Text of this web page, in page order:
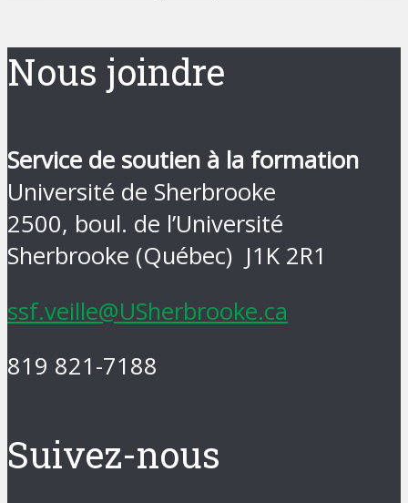
Nous joindre
Service de soutien à la formation
Université de Sherbrooke
2500, boul. de l’Université
Sherbrooke (Québec) J1K 2R1
ssf.veille@USherbrooke.ca
819 821-7188
Suivez-nous